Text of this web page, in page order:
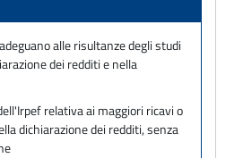
alle risultanze degli studi
dei redditi e nella
relativa ai maggiori ricavi o
dichiarazione dei redditi, senza